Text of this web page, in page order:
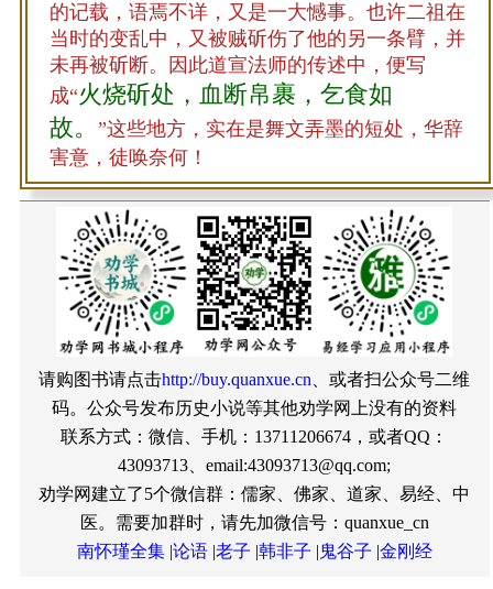
的记载，语焉不详，又是一大憾事。也许二祖在
当时的变乱中，又被贼斫伤了他的另一条臂，并
未再被斫断。因此道宣法师的传述中，便写
成“火烧斫处，血断帛裹，乞食如
故。
”这些地方，实在是舞文弄墨的短处，华辞
害意，徒唤奈何！
请购图书请点击http://buy.quanxue.cn 、或者扫公众号二维
码。公众号发布历史小说等其他劝学网上没有的资料
联系方式：微信、手机：13711206674，或者QQ：
43093713、email:43093713@qq.com;
劝学网建立了5个微信群：儒家、佛家、道家、易经、中
医。需要加群时，请先加微信号：quanxue_cn
南怀瑾全集|论语|老子 |韩非子 |鬼谷子 |金刚经